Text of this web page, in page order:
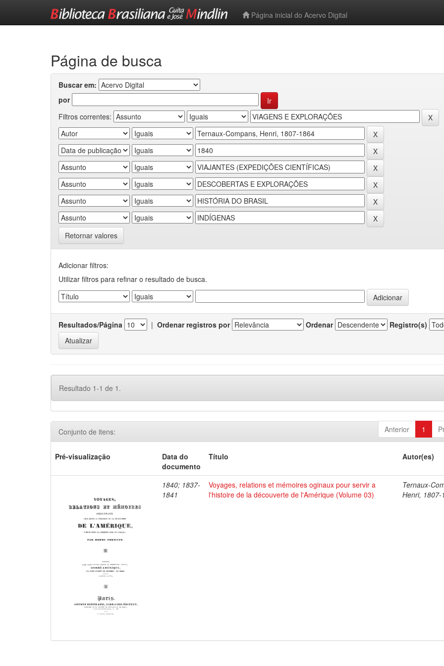
Página inicial do Acervo Digital
Página de busca
Buscar em:
por
Filtros correntes:
Retornar valores
Adicionar filtros:
Utilizar filtros para refinar o resultado de busca.
Resultados/Página | Ordenar registros por Ordenar Registro(s)
Resultado 1-1 de 1.
Anterior 1
Conjunto de itens:
Pré-visualização
Data do
documento
Título Autor(es)
1840; 1837-
1841
Voyages, relations et mémoires oginaux pour servir a
l'histoire de la découverte de l'Amérique (Volume 03)
Ternaux-
Henri, 1807-